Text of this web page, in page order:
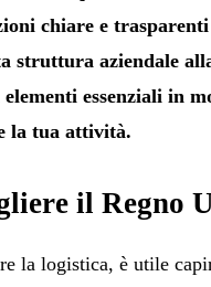
chiare e
struttura aziendale
essenziali in
la tua attività.
il Regno
la logistica, è utile